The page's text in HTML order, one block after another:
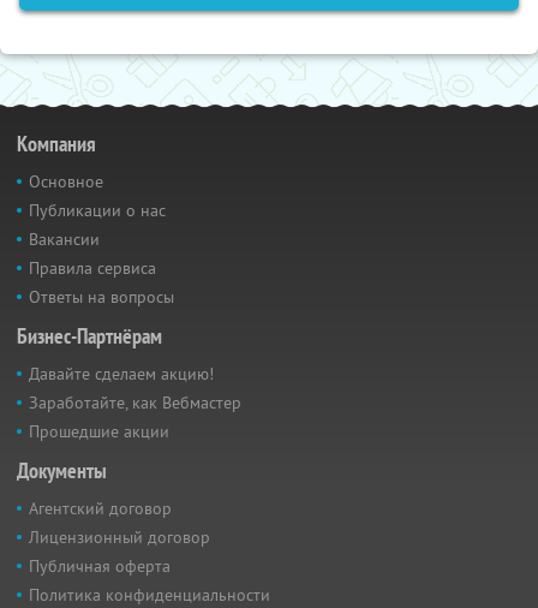
Компания
Основное
Публикации о нас
Вакансии
Правила сервиса
Ответы на вопросы
Бизнес-Партнёрам
Давайте сделаем акцию!
Заработайте, как Вебмастер
Прошедшие акции
Документы
Агентский договор
Лицензионный договор
Публичная оферта
Политика конфиденциальности